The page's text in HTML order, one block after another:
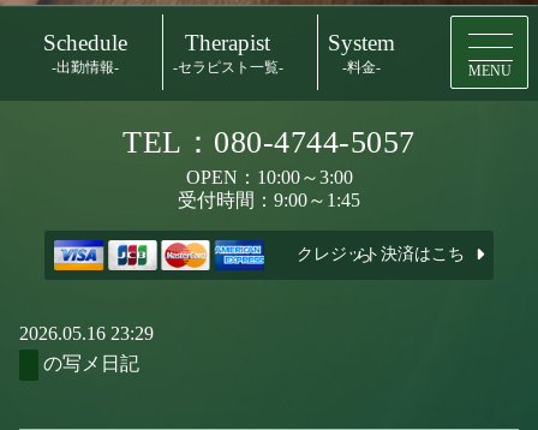
Schedule
-出勤情報-
Therapist
-セラピスト一覧-
System
-料金- MENU
TEL：080-4744-5057
OPEN：10:00～3:00
受付時間：9:00～1:45
クレジット決済はこちら
2026.05.16 23:29
の写メ日記